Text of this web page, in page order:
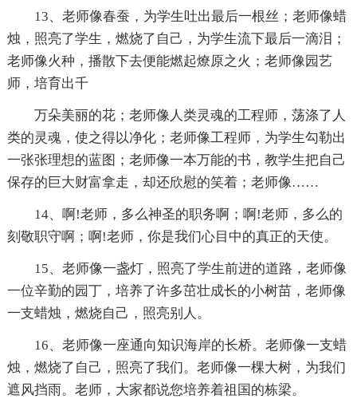
13、老师像春蚕，为学生吐出最后一根丝；老师像蜡
烛，照亮了学生，燃烧了自己，为学生流下最后一滴泪；
老师像火种，播散下去便能燃起燎原之火；老师像园艺
师，培育出千
万朵美丽的花；老师像人类灵魂的工程师，荡涤了人
类的灵魂，使之得以净化；老师像工程师，为学生勾勒出
一张张理想的蓝图；老师像一本万能的书，教学生把自己
保存的巨大财富拿走，却还欣慰的笑着；老师像……
14、啊!老师，多么神圣的职务啊；啊!老师，多么的
刻敬职守啊；啊!老师，你是我们心目中的真正的天使。
15、老师像一盏灯，照亮了学生前进的道路，老师像
一位辛勤的园丁，培养了许多茁壮成长的小树苗，老师像
一支蜡烛，燃烧自己，照亮别人。
16、老师像一座通向知识海岸的长桥。老师像一支蜡
烛，燃烧了自己，照亮了我们。老师像一棵大树，为我们
遮风挡雨。老师，大家都说您培养着祖国的栋梁。